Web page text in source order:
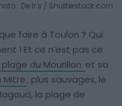
: De lr.s / Shutterstock.com
faire à Toulon ? Qui
! Et ce n’est pas ce
plage du Mourillon et sa
Mitre, plus sauvages, le
la plage de